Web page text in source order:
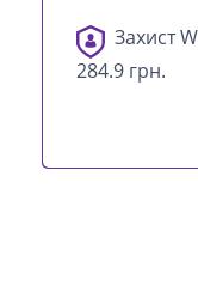
Захист
284.9 грн.